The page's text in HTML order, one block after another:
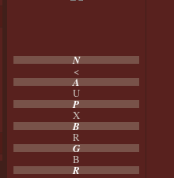
N
<
A
U
P
X
B
R
G
B
R